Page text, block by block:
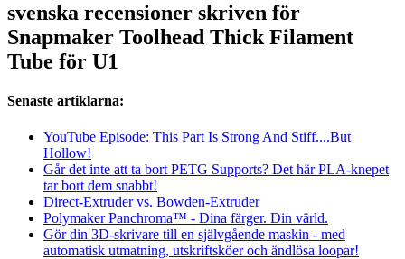
svenska recensioner skriven för
Snapmaker Toolhead Thick Filament
Tube för U1
Senaste artiklarna:
YouTube Episode: This Part Is Strong And Stiff....But
Hollow!
Går det inte att ta bort PETG Supports? Det här PLA-knepet
tar bort dem snabbt!
Direct-Extruder vs. Bowden-Extruder
Polymaker Panchroma™ - Dina färger. Din värld.
Gör din 3D-skrivare till en självgående maskin - med
automatisk utmatning, utskriftsköer och ändlösa loopar!